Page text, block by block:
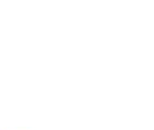
ままに、部品の機械強度向上、